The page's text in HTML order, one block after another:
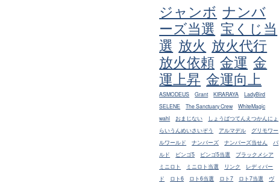
ジャンボ ナンバ
ーズ当選 宝くじ当
選 放火 放火代行
放火依頼 金運 金
運上昇 金運向上
ASMODEUS Grant KIRARAYA
LadyBird
SELENE
The Sanctuary Crew
WhiteMagic
wahl
おまじない
しょうばつてんえつかんにょ
らいうんめいさいぞう
アルマデル
グリモワー
ルワールド
ナンバーズ ナンバーズ当せん
バ
ルド
ビンゴ5 ビンゴ5当選
ブラックメシア
ミニロト
ミニロト当選 リンク
レディバー
ド
ロト6 ロト6当選 ロト7 ロト7当選
ヴ